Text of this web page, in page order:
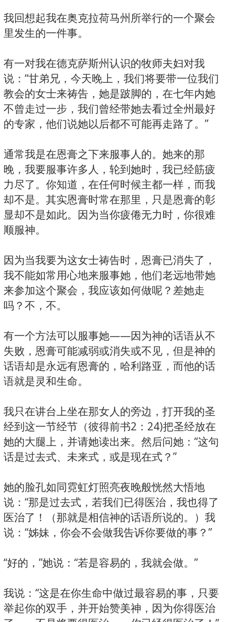
我回想起我在奥克拉荷马州所举行的一个聚会
里发生的一件事。
有一对我在德克萨斯州认识的牧师夫妇对我
说：“甘弟兄，今天晚上，我们将要带一位我们
教会的女士来祷告，她是跛脚的，在七年内她
不曾走过一步，我们曾经带她去看过全州最好
的专家，他们说她以后都不可能再走路了。”
通常我是在恩膏之下来服事人的。她来的那
晚，我要服事许多人，轮到她时，我已经筋疲
力尽了。你知道，在任何时候主都一样，而我
却不是。其实恩膏时常在那里，只是恩膏的彰
显却不是如此。因为当你疲倦无力时，你很难
顺服神。
因为当我要为这女士祷告时，恩膏已消失了，
我不能如常用心地来服事她，他们老远地带她
来参加这个聚会，我应该如何做呢？差她走
吗？不，不。
有一个方法可以服事她——因为神的话语从不
失败，恩膏可能减弱或消失或不见，但是神的
话语却是永远有恩膏的，哈利路亚，而他的话
语就是灵和生命。
我只在讲台上坐在那女人的旁边，打开我的圣
经到这一节经节（彼得前书2：24)把圣经放在
她的大腿上，并请她读出来。然后问她：“这句
话是过去式、未来式，或是现在式？”
她的脸孔如同霓虹灯照亮夜晚般恍然大悟地
说：“那是过去式，若我们已得医治，我也得了
医治了！（那就是相信神的话语所说的。）我
说：“姊妹，你会不会做我告诉你要做的事？”
“好的，”她说：“若是容易的，我就会做。”
我说：“这是在你生命中做过最容易的事，只要
举起你的双手，并开始赞美神，因为你得医治